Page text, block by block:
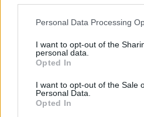
Please note that this website/app
not limited to your visit or usage
grant or deny consent to Google
use your data for below specified
consent section.
Personal Data Processing
I want to opt-out of the
personal data.
Opted In
I want to opt-out of the Sale
Personal Data.
Opted In
Παναθηναϊκό ΟΠΑΠ, ο
ξαναφορέσει τα πράσινα